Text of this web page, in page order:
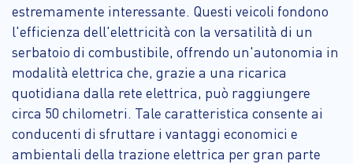
estremamente interessante. Questi veicoli fondono
l'efficienza dell'elettricità con la versatilità di un
serbatoio di combustibile, offrendo un'autonomia in
modalità elettrica che, grazie a una ricarica
quotidiana dalla rete elettrica, può raggiungere
circa 50 chilometri. Tale caratteristica consente ai
conducenti di sfruttare i vantaggi economici e
ambientali della trazione elettrica per gran parte